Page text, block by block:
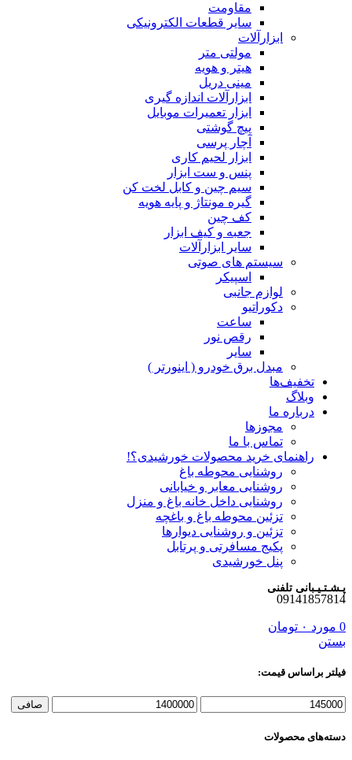
مقاومت
سایر قطعات الکترونیکی
ابزارآلات
مولتی متر
هیتر و هویه
مینی دریل
ابزارآلات اندازه گیری
ابزار تعمیرات موبایل
پیچ گوشتی
آچار پرسی
ابزار لحیم کاری
پنس و ست ابزار
سیم چین و کابل لخت کن
گیره مونتاژ و پایه هویه
کف چین
جعبه و کیف ابزار
سایر ابزارآلات
سیستم های صوتی
اسپیکر
لوازم جانبی
دکوراتیو
ساعت
رقص نور
سایر
مبدل برق خودرو ( اینورتر )
تخفیف‌ها
وبلاگ
درباره ما
مجوزها
تماس با ما
راهنمای خرید محصولات خورشیدی؟!
روشنایی محوطه باغ
روشنایی معابر و خیابانی
روشنایی داخل خانه باغ و منزل
تزئین محوطه باغ و باغچه
تزئین و روشنایی دیوارها
پکیج مسافرتی و پرتابل
پنل خورشیدی
پـشـتـیـبانی تلفنی
09141857814
0 مورد ۰ تومان
بستن
فیلتر براساس قیمت:
حداقل
حداكثر
صافی
دسته‌های محصولات